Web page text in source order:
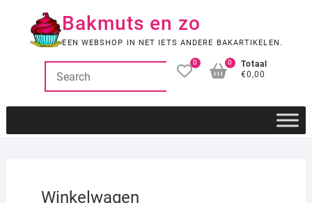
Bakmuts en zo
EEN WEBSHOP IN NET IETS ANDERE BAKARTIKELEN.
0
Totaal
€0,00
0
Winkelwagen